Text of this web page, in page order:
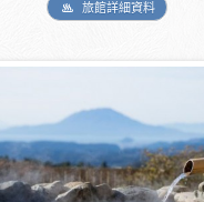
旅館詳細資料